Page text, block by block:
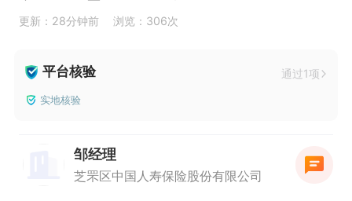
更新：28分钟前 浏览：306次
平台核验 通过1项
实地核验
邹经理
芝罘区中国人寿保险股份有限公司